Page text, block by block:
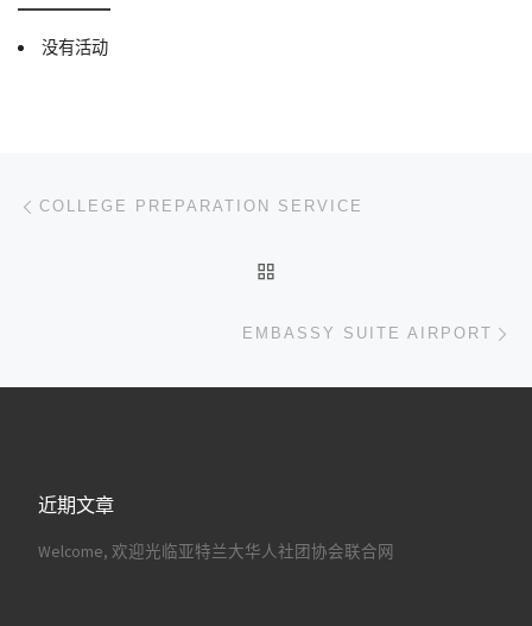
没有活动
文章导航
COLLEGE PREPARATION SERVICE
EMBASSY SUITE AIRPORT
近期文章
Welcome, 欢迎光临亚特兰大华人社团协会联合网